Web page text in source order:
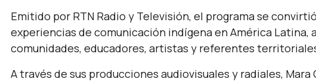
Emitido por RTN Radio y Televisión, el programa se
experiencias de comunicación indígena en América
comunidades, educadores, artistas y referentes
A través de sus producciones audiovisuales y radiales,